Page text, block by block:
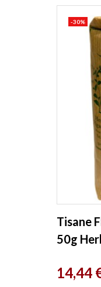
Tisane
50g
Prix
14,44
-30%